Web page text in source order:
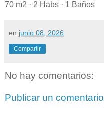
70 m2 · 2 Habs · 1 Baños
en junio 08, 2026
Compartir
No hay comentarios:
Publicar un comentario